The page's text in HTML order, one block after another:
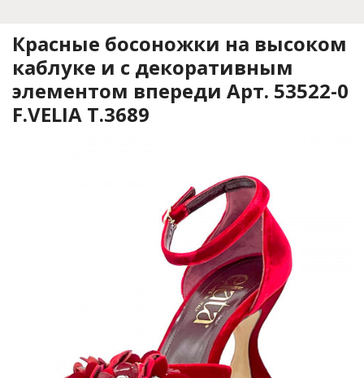
Красные босоножки на высоком
каблуке и с декоративным
элементом впереди Арт. 53522-0
F.VELIA T.3689